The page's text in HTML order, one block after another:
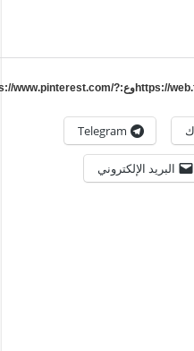
الموضhttps://web.facebook.com/afaqhorra/aboutوع:https://www.pinterest.com/?
Telegram
البريد الإلكتروني